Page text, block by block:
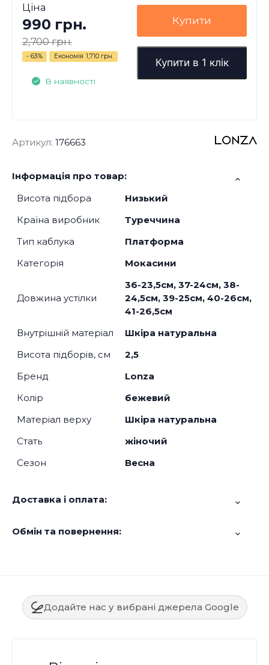
Ціна
990 грн.
2,700 грн.
- 63% Економія 1,710 грн.
В наявності
Купити
Купити в 1 клік
Артикул: 176663
Інформація про товар:
Висота підбора
Низький
Країна виробник
Туреччина
Тип каблука
Платформа
Категорія
Мокасини
Довжина устілки
36-23,5см, 37-24см, 38-
24,5см, 39-25см, 40-26см,
41-26,5см
Внутрішній матеріал
Шкіра натуральна
Висота підборів, см
2,5
Бренд
Lonza
Колір
бежевий
Матеріал верху
Шкіра натуральна
Стать
жіночий
Сезон
Весна
Доставка і оплата:
Обмін та повернення:
Додайте нас у вибрані джерела Google